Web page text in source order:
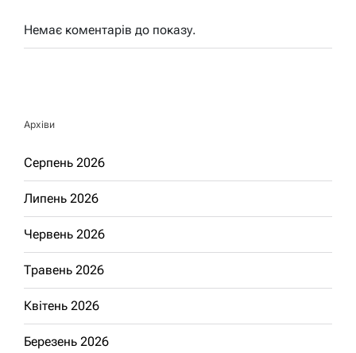
Немає коментарів до показу.
Архіви
Серпень 2026
Липень 2026
Червень 2026
Травень 2026
Квітень 2026
Березень 2026